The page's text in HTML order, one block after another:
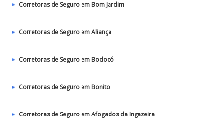
Corretoras de Seguro em Bom Jardim
Corretoras de Seguro em Aliança
Corretoras de Seguro em Bodocó
Corretoras de Seguro em Bonito
Corretoras de Seguro em Afogados da Ingazeira